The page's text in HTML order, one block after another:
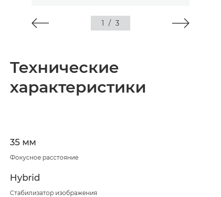
1 / 3
Технические
характеристики
35 мм
Фокусное расстояние
Hybrid
Стабилизатор изображения